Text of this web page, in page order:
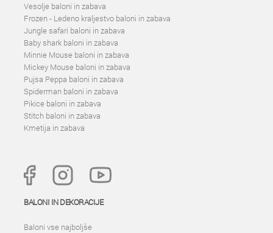
Vesolje baloni in zabava
Frozen - Ledeno kraljestvo baloni in zabava
Jungle safari baloni in zabava
Baby shark baloni in zabava
Minnie Mouse baloni in zabava
Mickey Mouse baloni in zabava
Pujsa Peppa baloni in zabava
Spiderman baloni in zabava
Pikice baloni in zabava
Stitch baloni in zabava
Kmetija in zabava
BALONI IN DEKORACIJE
Baloni vse najboljše